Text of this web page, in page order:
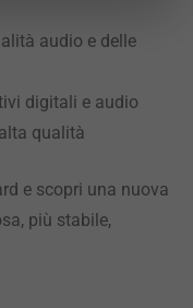
audio e delle
digitali e audio
qualità
e scopri una nuova
più stabile,